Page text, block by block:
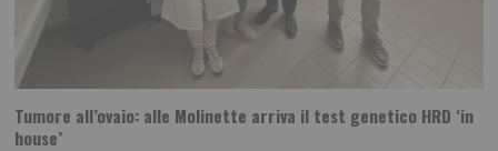
Tumore all’ovaio: alle Molinette arriva il test genetico HRD ‘in
house’